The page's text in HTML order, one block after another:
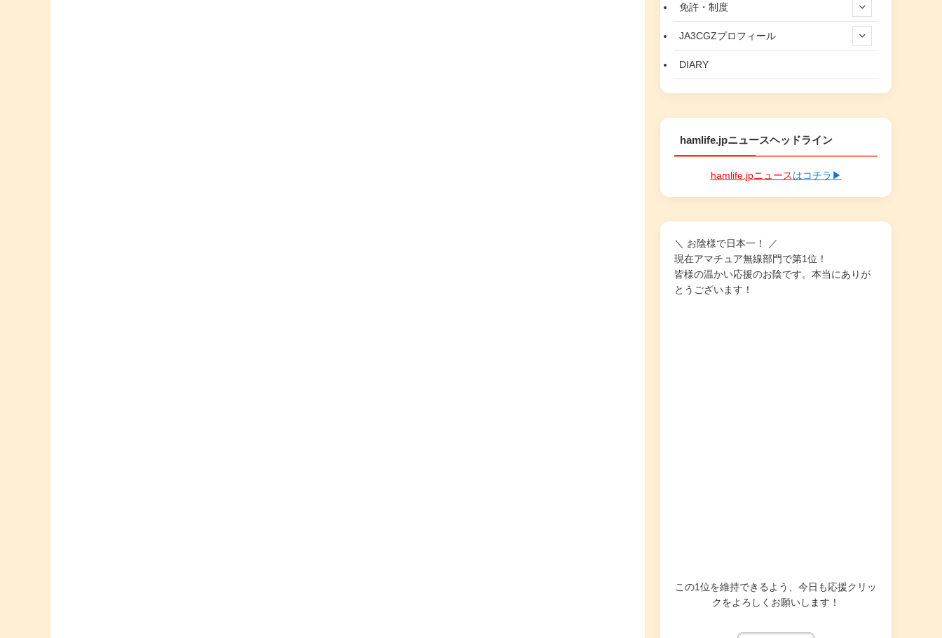
免許・制度
JA3CGZプロフィール
DIARY
hamlife.jpニュースヘッドライン
hamlife.jpニュースはコチラ▶
＼ お陰様で日本一！ ／
現在アマチュア無線部門で第1位！
皆様の温かい応援のお陰です。本当にありが
とうございます！
この1位を維持できるよう、今日も応援クリッ
クをよろしくお願いします！